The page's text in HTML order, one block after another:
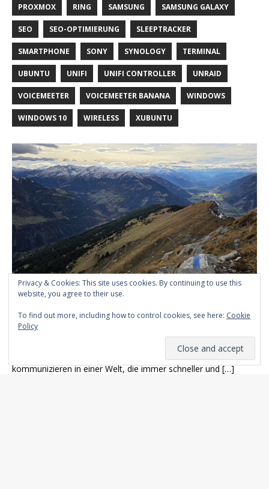
PROXMOX RING SAMSUNG SAMSUNG GALAXY
SEO SEO-OPTIMIERUNG SLEEPTRACKER
SMARTPHONE SONY SYNOLOGY TERMINAL
UBUNTU UNIFI UNIFI CONTROLLER UNRAID
VOICEMEETER VOICEMEETER BANANA WINDOWS
WINDOWS 10 WIRELESS XUBUNTU
Bündnertalk: 10 Gbit/s Glasfaser, aber
das Herz schlägt auf Bündnerdütsch
Februar 4, 2026
Wir verbringen viel Zeit damit, global vernetzt zu sein. Wir lesen
englische Tech-News, nutzen amerikanische Software und
kommunizieren in einer Welt, die immer schneller und[…]
Privacy & Cookies: This site uses cookies. By continuing to use this
website, you agree to their use.
To find out more, including how to control cookies, see here: Cookie
Policy